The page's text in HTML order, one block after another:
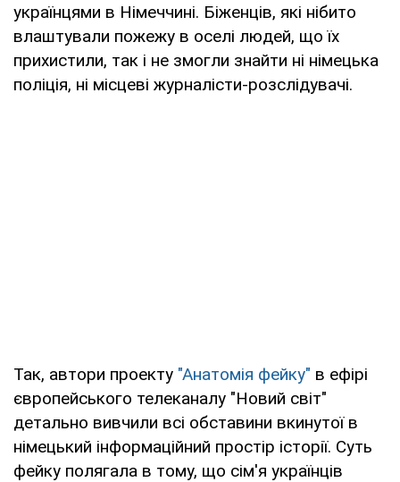
українцями в Німеччині. Біженців, які нібито
влаштували пожежу в оселі людей, що їх
прихистили, так і не змогли знайти ні німецька
поліція, ні місцеві журналісти-розслідувачі.
Так, автори проекту "Анатомія фейку" в ефірі
європейського телеканалу "Новий світ"
детально вивчили всі обставини вкинутої в
німецький інформаційний простір історії. Суть
фейку полягала в тому, що сім'я українців